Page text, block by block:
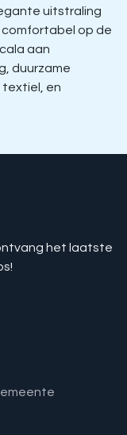
uitstraling
comfortabel op de
aan
duurzame
textiel, en
het laatste